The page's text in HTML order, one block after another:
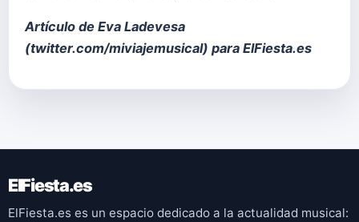
Artículo de Eva Ladevesa
(twitter.com/miviajemusical) para ElFiesta.es
ElFiesta.es
ElFiesta.es es un espacio dedicado a la actualidad musical: